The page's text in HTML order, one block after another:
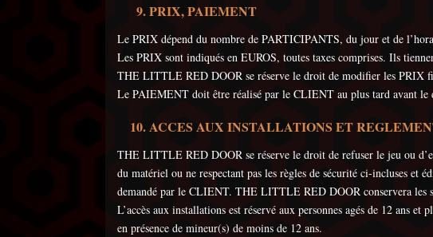
PRIX, PAIEMENT
Le PRIX dépend du nombre de PARTICIPANTS, du jour et de
Les PRIX sont indiqués en EUROS, toutes taxes comprises. Ils
THE LITTLE RED DOOR se réserve le droit de modifier les PRIX
Le PAIEMENT doit être réalisé par le CLIENT au plus tard avant le
ACCES AUX INSTALLATIONS ET
THE LITTLE RED DOOR se réserve le droit de refuser le jeu ou
du matériel ou ne respectant pas les règles de sécurité ci-incluses et
demandé par le CLIENT. THE LITTLE RED DOOR conservera les
L’accès aux installations est réservé aux personnes agés de 12 ans
en présence de mineur(s) de moins de 12 ans.